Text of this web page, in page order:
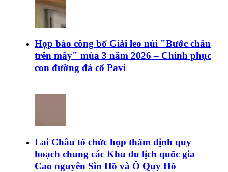
Họp báo công bố Giải leo núi "Bước chân
trên mây" mùa 3 năm 2026 – Chinh phục
con đường đá cổ Pavi
Lai Châu tổ chức họp thẩm định quy
hoạch chung các Khu du lịch quốc gia
Cao nguyên Sìn Hồ và Ô Quy Hồ